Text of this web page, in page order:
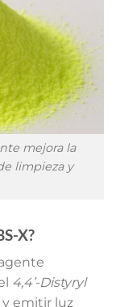
mejora la
limpieza y
X?
4,4’-Distyryl
y emitir luz